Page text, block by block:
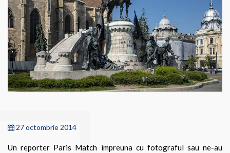
27 octombrie 2014
Un reporter Paris Match impreuna cu fotograful sau ne-au